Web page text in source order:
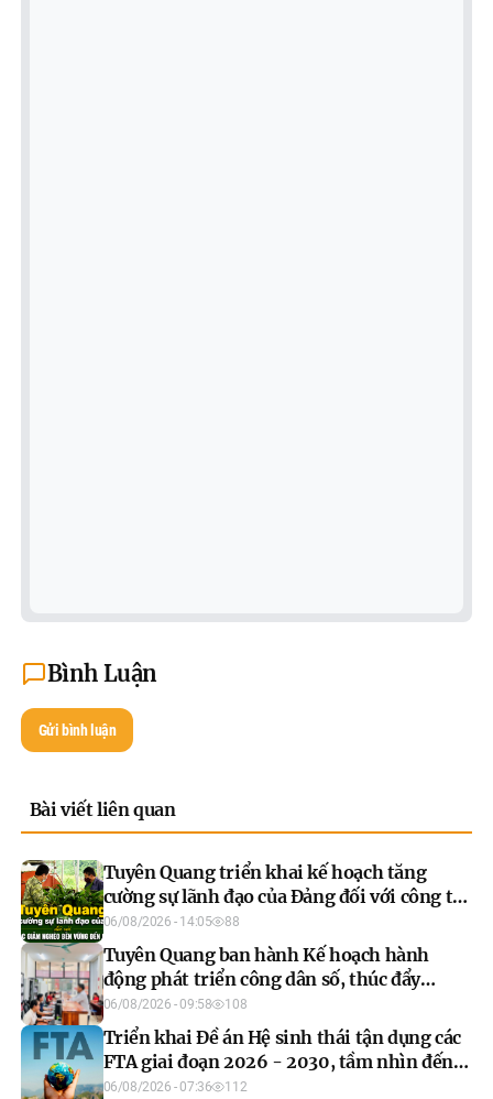
Bình Luận
Gửi bình luận
Bài viết liên quan
Tuyên Quang triển khai kế hoạch tăng
cường sự lãnh đạo của Đảng đối với công tác
giảm nghèo bền vững đến năm 2030
06/08/2026 - 14:05 88
Tuyên Quang ban hành Kế hoạch hành
động phát triển công dân số, thúc đẩy
chuyển đổi số toàn diện
06/08/2026 - 09:58 108
Triển khai Đề án Hệ sinh thái tận dụng các
FTA giai đoạn 2026 - 2030, tầm nhìn đến
năm 2035
06/08/2026 - 07:36 112